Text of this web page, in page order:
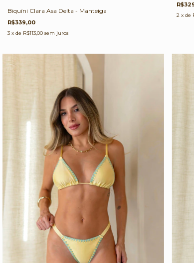
Biquíni Clara Asa Delta - Manteiga
R$339,00
3 x de R$113,00 sem juros
2 x de